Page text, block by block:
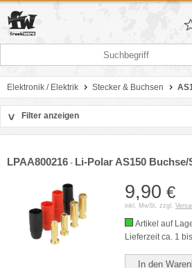
Elektronik / Elektrik Stecker & Buchsen
> Filter anzeigen
LPAA800216 - Li-Polar AS150
9,90 €
inkl. MwSt. zzgl.
Artikel auf
Lieferzeit ca. 1
In den